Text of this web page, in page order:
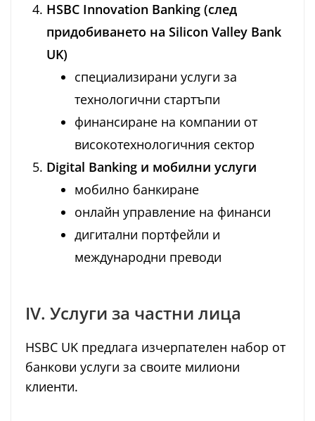
HSBC Innovation Banking (след
придобиването на Silicon Valley Bank
UK)
специализирани услуги за
технологични стартъпи
финансиране на компании от
високотехнологичния сектор
Digital Banking и мобилни услуги
мобилно банкиране
онлайн управление на финанси
дигитални портфейли и
международни преводи
IV. Услуги за частни лица
HSBC UK предлага изчерпателен набор от
банкови услуги за своите милиони
клиенти.